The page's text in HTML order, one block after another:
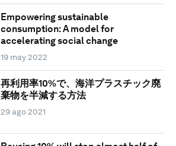
Empowering sustainable
consumption: A model for
accelerating social change
19 may 2022
再利用率10%で、海洋プラスチック廃
棄物を半減する方法
29 ago 2021